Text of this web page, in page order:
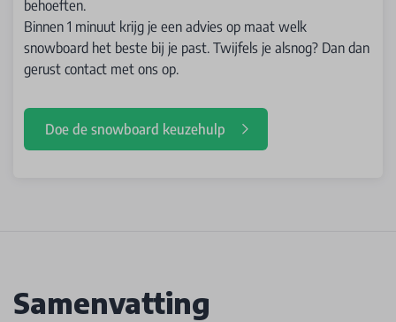
behoeften.
Binnen 1 minuut krijg je een advies op maat welk
snowboard het beste bij je past. Twijfels je alsnog? Dan dan
gerust contact met ons op.
Doe de snowboard keuzehulp
Samenvatting